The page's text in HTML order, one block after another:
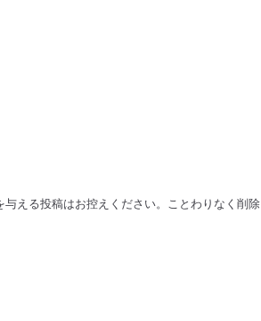
える投稿はお控えください。ことわりなく削除